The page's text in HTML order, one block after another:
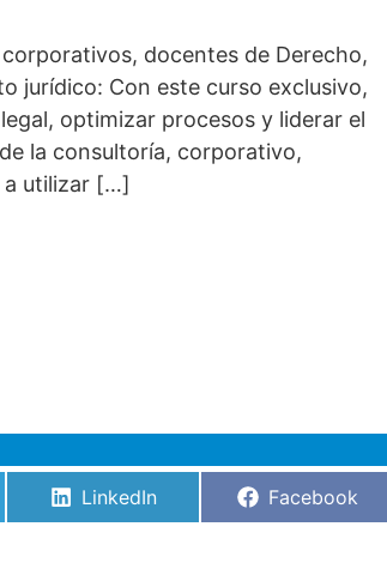
docentes de Derecho,
jurídico: Con este curso exclusivo,
optimizar procesos y liderar el
la consultoría, corporativo,
a utilizar […]
Compartir
LinkedIn
Compartir
Facebook